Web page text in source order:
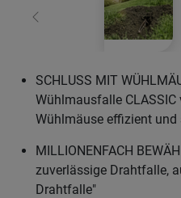
Zurück
SCHLUSS MIT
Wühlmausfalle
Wühlmäuse effizient und
MILLIONENFACH
zuverlässige Drahtfalle,
Drahtfalle"